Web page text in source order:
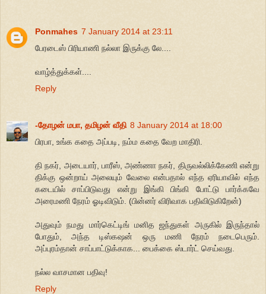
Ponmahes 7 January 2014 at 23:11
பேரடைஸ் பிரியாணி நல்லா இருக்கு லே....
வாழ்த்துக்கள்....
Reply
-தோழன் மபா, தமிழன் வீதி 8 January 2014 at 18:00
பிரபா, உங்க கதை அப்படி, நம்ம கதை வேற மாதிரி.
தி நகர், அடையார், பாரீஸ், அண்ணா நகர், திருவல்லிக்கேணி என்று
திக்கு ஒன்றாய் அலையும் வேலை என்பதால் எந்த ஏரியாவில் எந்த
கடையில் சாப்பிடுவது என்று இங்கி பிங்கி போட்டு பார்க்கவே
அரைமணி நேரம் ஓடிவிடும். (பின்னர் விரிவாக பதிவிடுகிறேன்)
அதுவும் நமது மார்கெட்டிங் மனித ஜந்துகள் அருகில் இருந்தால்
போதும், அந்த டிஸ்கஷன் ஒரு மணி நேரம் நடைபெரும்.
அப்புரம்தான் சாப்பாட்டுக்காக... பைக்கை ஸ்டார்ட் செய்வது.
நல்ல வாசமான பதிவு!
Reply